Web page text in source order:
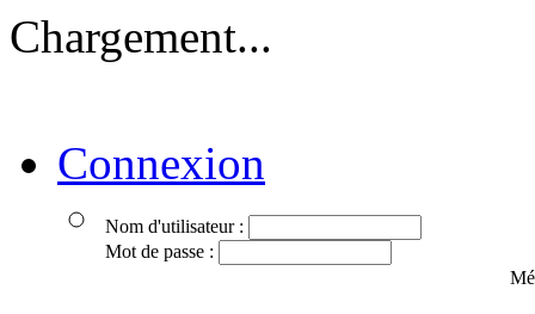
Chargement...
Connexion
Nom d'utilisateur :
Mot de passe :